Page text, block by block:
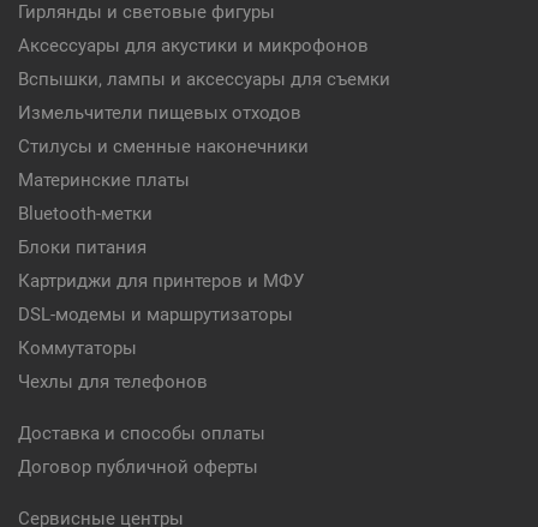
Гирлянды и световые фигуры
Аксессуары для акустики и микрофонов
Вспышки, лампы и аксессуары для съемки
Измельчители пищевых отходов
Стилусы и сменные наконечники
Материнские платы
Bluetooth-метки
Блоки питания
Картриджи для принтеров и МФУ
DSL-модемы и маршрутизаторы
Коммутаторы
Чехлы для телефонов
Доставка и способы оплаты
Договор публичной оферты
Сервисные центры